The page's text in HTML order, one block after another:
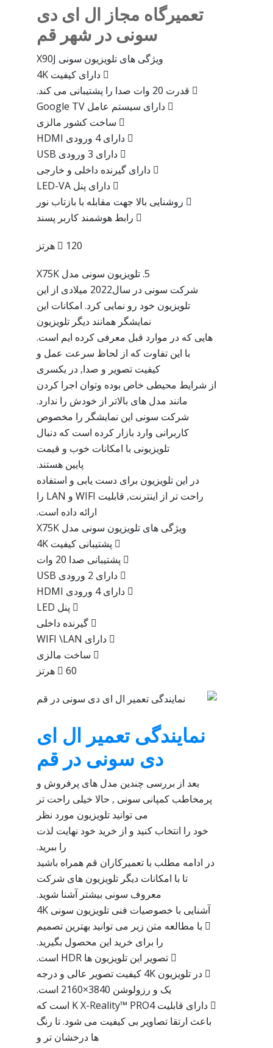
تعمیرگاه مجاز ال ای دی
سونی در شهر قم
ویژگی های تلویزیون سونی X90J
 دارای کیفیت 4K
 قدرت 20 وات صدا را پشتیبانی می کند.
 دارای سیستم عامل Google TV
 ساخت کشور مالزی
 دارای 4 ورودی HDMI
 دارای 3 ورودی USB
 دارای گیرنده داخلی و خارجی
 دارای پنل LED-VA
 روشنایی بالا جهت مقابله با بازتاب نور
 رابط هوشمند کاربر پسند
 120 هرتز
5. تلویزیون سونی مدل X75K
شرکت سونی در سال2022 میلادی از این
تلویزیون خود رو نمایی کرد. امکانات این
نمایشگر همانند دیگر تلویزیون
هایی که در موارد قبل معرفی کرده ایم است.
با این تفاوت که از لحاظ سرعت عمل و
کیفیت تصویر و صدا, در یکسری
از شرایط محیطی خاص بوده وتوان اجرا کردن
مانند مدل های بالاتر از خودش را ندارد.
شرکت سونی این نمایشگر را مخصوص
کاربرانی وارد بازار کرده است که دنبال
تلویزیونی با امکانات خوب و قیمت
پایین هستند.
در این تلویزیون برای دست یابی و استفاده
راحت تر از اینترنت, قابلیت WIFI و LAN را
ارائه داده است.
ویژگی های تلویزیون سونی مدل X75K
 پشتیبانی کیفیت 4K
 پشتیبانی صدا 20 وات
 دارای 2 ورودی USB
 دارای 4 ورودی HDMI
 پنل LED
 گیرنده داخلی
 دارای WIFI \LAN
 ساخت مالزی
 60 هرتز
نمایندگی تعمیر ال ای
دی سونی در قم
بعد از بررسی چندین مدل های پرفروش و
پرمخاطب کمپانی سونی , حالا خیلی راحت تر
می توانید تلویزیون مورد نظر
خود را انتخاب کنید و از خرید خود نهایت لذت
را ببرید.
در ادامه مطلب با تعمیرکاران قم همراه باشید
تا با امکانات دیگر تلویزیون های شرکت
معروف سونی بیشتر آشنا شوید.
آشنایی با خصوصیات فنی تلویزیون سونی 4K
 با مطالعه متن زیر می توانید بهترین تصمیم
را برای خرید این محصول بگیرید.
 تصویر این تلویزیون ها HDR است.
 در تلویزیون 4K کیفیت تصویر عالی و درجه
یک و رزولوشن 3840×2160 است.
 دارای قابلیت K X-Reality™ PRO4 است که
باعث ارتقا تصاویر بی کیفیت می شود. تا رنگ
ها درخشان تر و